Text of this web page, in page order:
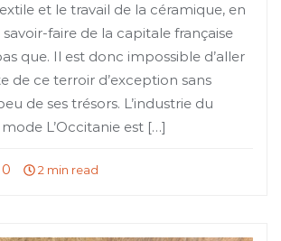
et le travail de la céramique, en
faire de la capitale française
que. Il est donc impossible d’aller
de ce terroir d’exception sans
de ses trésors. L’industrie du
L’Occitanie est […]
2 min read